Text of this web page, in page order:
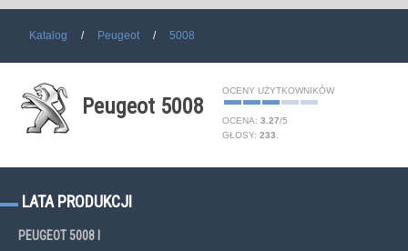
Katalog Peugeot 5008
Peugeot 5008
OCENY UŻYTKOWNIKÓW
OCENA: 3.27/5
GŁOSY: 233
LATA PRODUKCJI
PEUGEOT 5008 I